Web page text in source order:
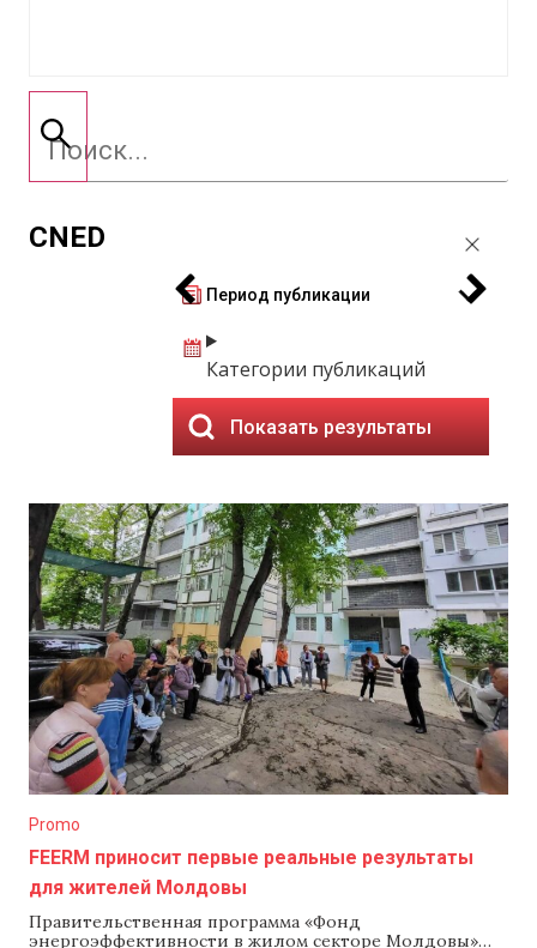
CNED
Период публикации
Категории публикаций
Показать результаты
Promo
FEERM приносит первые реальные результаты
для жителей Молдовы
Правительственная программа «Фонд
энергоэффективности в жилом секторе Молдовы»